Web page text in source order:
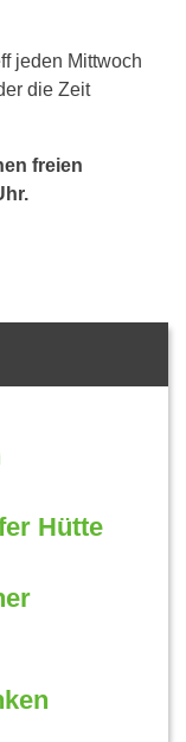
jeden Mittwoch
die Zeit
freien
Hütte